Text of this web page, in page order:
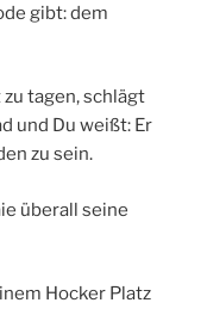
gibt: dem
tagen, schlägt
und Du weißt: Er
zu sein.
überall seine
Hocker Platz